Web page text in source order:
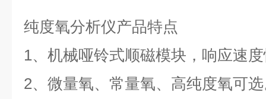
纯度氧分析仪产品特点
1、机械哑铃式顺磁模块，响应速
2、微量氧、常量氧、高纯度氧可